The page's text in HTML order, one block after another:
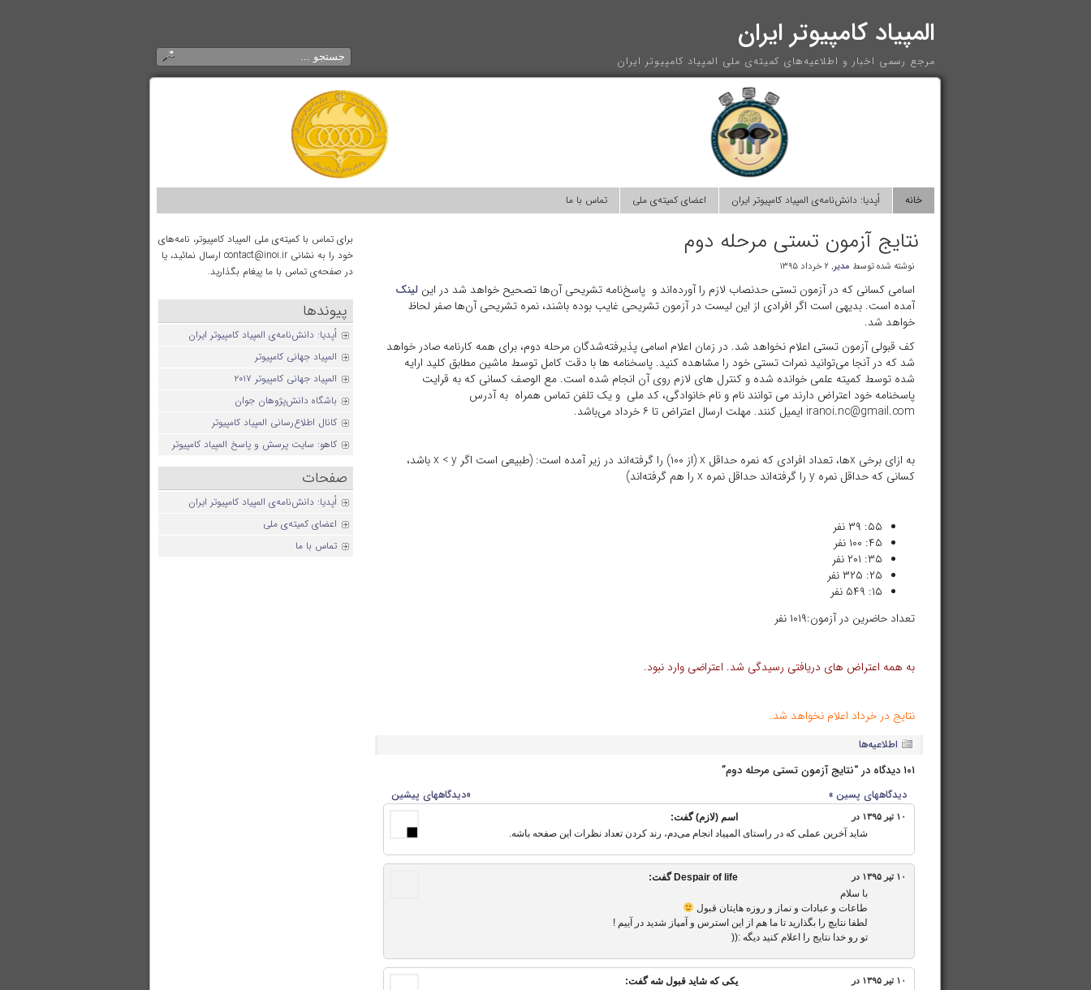
المپیاد کامپیوتر ایران
مرجع رسمی اخبار و اطلاعیه‌های کمیته‌ی ملی المپیاد کامپیوتر ایران
خانه اُپدیا: دانش‌نامه‌ی المپیاد کامپیوتر ایران اعضای کمیته‌ی ملی تماس با ما
نتایج آزمون تستی مرحله دوم
نوشته شده توسط مدیر, ۲ خرداد ۱۳۹۵
اسامی کسانی که در آزمون تستی حدنصاب لازم را آورده‌اند و پاسخ‌نامه تشریحی آن‌ها تصحیح خواهد شد در این لینک
آمده است. بدیهی است اگر افرادی از این لیست در آزمون تشریحی غایب بوده باشند، نمره تشریحی آن‌ها صفر لحاظ
خواهد شد.
کف قبولی آزمون تستی اعلام نخواهد شد. در زمان اعلام اسامی پذیرفته‌شدگان مرحله دوم، برای همه کارنامه صادر خواهد
شد که در آنجا می‌توانید نمرات تستی خود را مشاهده کنید. پاسخنامه ها با دقت کامل توسط ماشین مطابق کلید ارایه
شده توسط کمیته علمی خوانده شده و کنترل های لازم روی آن انجام شده است. مع الوصف کسانی که به قرایت
پاسخنامه خود اعتراض دارند می توانند نام و نام خانوادگی، کد ملی و یک تلفن تماس همراه به آدرس
iranoi.nc@gmail.com ایمیل کنند. مهلت ارسال اعتراض تا ۶ خرداد می‌باشد.
به ازای برخی xها، تعداد افرادی که نمره حداقل x (از ۱۰۰) را گرفته‌اند در زیر آمده است: (طبیعی است اگر x < y‌ باشد،
کسانی که حداقل نمره y را گرفته‌اند حداقل نمره x را هم گرفته‌اند)
۵۵: ۳۹ نفر
۴۵: ۱۰۰ نفر
۳۵: ۲۰۱ نفر
۲۵: ۳۲۵ نفر
۱۵: ۵۴۹ نفر
تعداد حاضرین در آزمون:۱۰۱۹ نفر
به همه اعتراض های دریافتی رسیدگی شد. اعتراضی وارد نبود.
نتایج در خرداد اعلام نخواهد شد.
اطلاعیه‌ها
۱۰۱ دیدگاه در “نتایج آزمون تستی مرحله دوم”
«دیدگاه‎های پیشین دیدگاه‎های پسین »
اسم (لازم) گفت: ۱۰ تیر ۱۳۹۵ در
شاید آخرین عملی که در راستای المپیاد انجام می‌دم، رند کردن تعداد نظرات این صفحه باشه.
Despair of life گفت: ۱۰ تیر ۱۳۹۵ در
با سلام
طاعات و عبادات و نماز و روزه هایتان قبول
لطفا نتایچ را بگذارید تا ما هم از این استرس و آمپاز شدید در آییم !
تو رو خدا نتایج را اعلام کنید دیگه :((
يكى كه شايد قبول شه گفت: ۱۰ تیر ۱۳۹۵ در
برای تماس با کمیته‌ی ملی المپیاد کامپیوتر، نامه‌های
خود را به نشانی contact@inoi.ir ارسال نمائید، یا
در صفحه‌ی تماس با ما پیغام بگذارید.
پیوندها
اُپدیا: دانش‌نامه‌ی المپیاد کامپیوتر ایران
المپیاد جهانی کامپیوتر
المپیاد جهانی کامپیوتر ۲۰۱۷
باشگاه دانش‌پژوهان جوان
کانال اطلاع‌رسانی المپیاد کامپیوتر
کاهو: سایت پرسش و پاسخ المپیاد کامپیوتر
صفحات
اُپدیا: دانش‌نامه‌ی المپیاد کامپیوتر ایران
اعضای کمیته‌ی ملی
تماس با ما